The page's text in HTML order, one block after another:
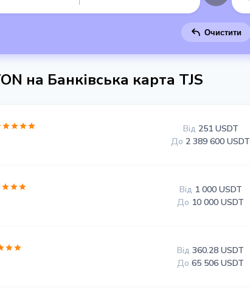
Очистити
на Банківська карта TJS
Від 251 USDT
До 2 389 600 USDT
Від 1 000 USDT
До 10 000 USDT
Від 360.28 USDT
До 65 506 USDT